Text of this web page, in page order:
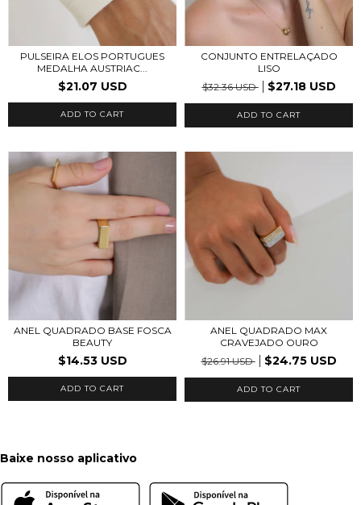
PULSEIRA ELOS PORTUGUES
MEDALHA AUSTRIAC...
$21.07 USD
CONJUNTO ENTRELAÇADO
LISO
$32.36 USD
$27.18 USD
ADD TO CART
ANEL QUADRADO BASE FOSCA
BEAUTY
$14.53 USD
ADD TO CART
ANEL QUADRADO MAX
CRAVEJADO OURO
$26.91 USD
$24.75 USD
ADD TO CART
Baixe nosso aplicativo